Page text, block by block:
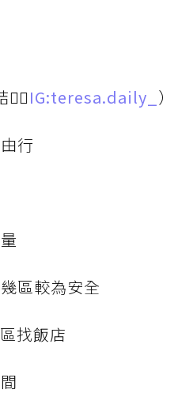
IG:teresa.daily_ ）
行
區較為安全
找飯店